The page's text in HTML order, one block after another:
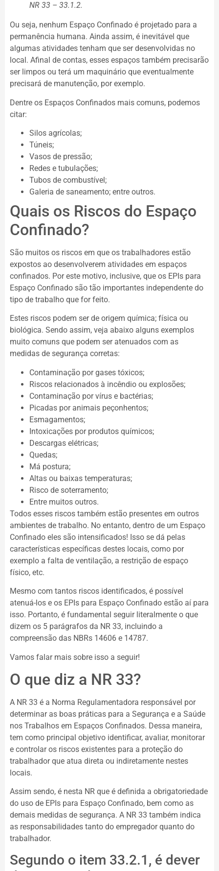
NR 33 – 33.1.2.
Ou seja, nenhum Espaço Confinado é projetado para a
permanência humana. Ainda assim, é inevitável que
algumas atividades tenham que ser desenvolvidas no
local. Afinal de contas, esses espaços também precisarão
ser limpos ou terá um maquinário que eventualmente
precisará de manutenção, por exemplo.
Dentre os Espaços Confinados mais comuns, podemos
citar:
Silos agrícolas;
Túneis;
Vasos de pressão;
Redes e tubulações;
Tubos de combustível;
Galeria de saneamento; entre outros.
Quais os Riscos do Espaço
Confinado?
São muitos os riscos em que os trabalhadores estão
expostos ao desenvolverem atividades em espaços
confinados. Por este motivo, inclusive, que os EPIs para
Espaço Confinado são tão importantes independente do
tipo de trabalho que for feito.
Estes riscos podem ser de origem química; física ou
biológica. Sendo assim, veja abaixo alguns exemplos
muito comuns que podem ser atenuados com as
medidas de segurança corretas:
Contaminação por gases tóxicos;
Riscos relacionados à incêndio ou explosões;
Contaminação por vírus e bactérias;
Picadas por animais peçonhentos;
Esmagamentos;
Intoxicações por produtos químicos;
Descargas elétricas;
Quedas;
Má postura;
Altas ou baixas temperaturas;
Risco de soterramento;
Entre muitos outros.
Todos esses riscos também estão presentes em outros
ambientes de trabalho. No entanto, dentro de um Espaço
Confinado eles são intensificados! Isso se dá pelas
características específicas destes locais, como por
exemplo a falta de ventilação, a restrição de espaço
físico, etc.
Mesmo com tantos riscos identificados, é possível
atenuá-los e os EPIs para Espaço Confinado estão aí para
isso. Portanto, é fundamental seguir literalmente o que
dizem os 5 parágrafos da NR 33, incluindo a
compreensão das NBRs 14606 e 14787.
Vamos falar mais sobre isso a seguir!
O que diz a NR 33?
A NR 33 é a Norma Regulamentadora responsável por
determinar as boas práticas para a Segurança e a Saúde
nos Trabalhos em Espaços Confinados. Dessa maneira,
tem como principal objetivo identificar, avaliar, monitorar
e controlar os riscos existentes para a proteção do
trabalhador que atua direta ou indiretamente nestes
locais.
Assim sendo, é nesta NR que é definida a obrigatoriedade
do uso de EPIs para Espaço Confinado, bem como as
demais medidas de segurança. A NR 33 também indica
as responsabilidades tanto do empregador quanto do
trabalhador.
Segundo o item 33.2.1, é dever